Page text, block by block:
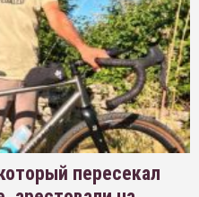
пересекал